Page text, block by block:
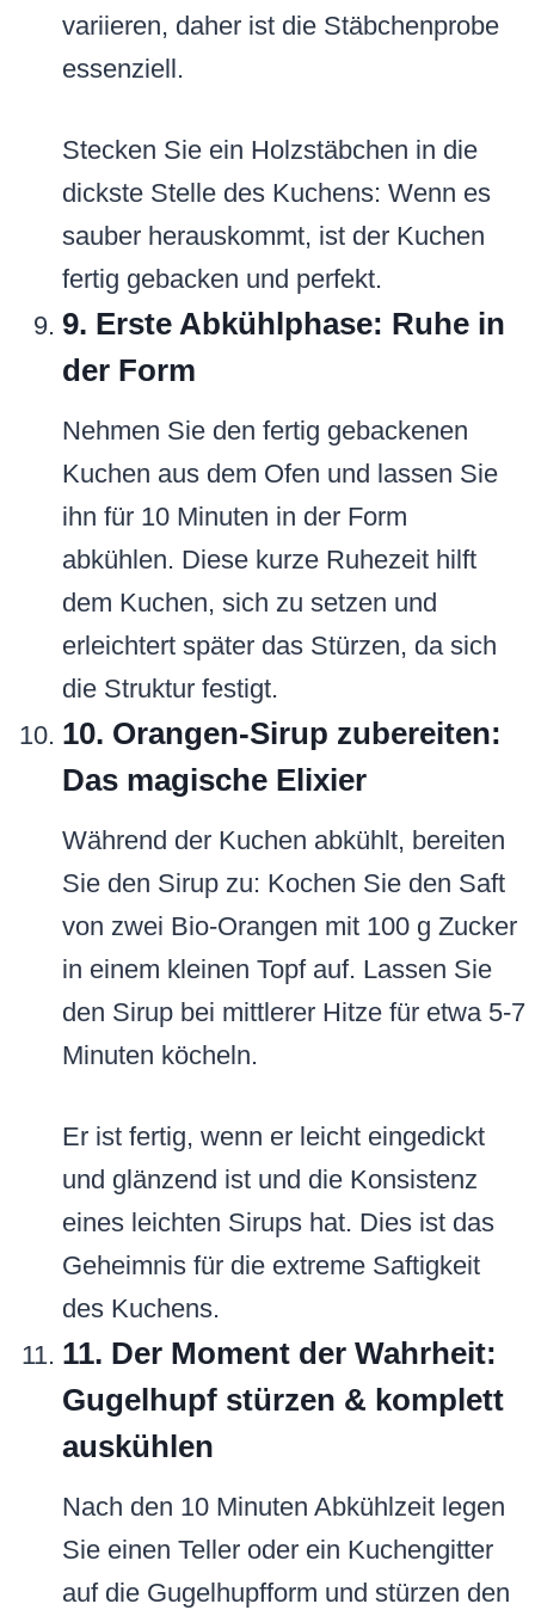
variieren, daher ist die Stäbchenprobe
essenziell.
Stecken Sie ein Holzstäbchen in die
dickste Stelle des Kuchens: Wenn es
sauber herauskommt, ist der Kuchen
fertig gebacken und perfekt.
9. Erste Abkühlphase: Ruhe in
der Form
Nehmen Sie den fertig gebackenen
Kuchen aus dem Ofen und lassen Sie
ihn für 10 Minuten in der Form
abkühlen. Diese kurze Ruhezeit hilft
dem Kuchen, sich zu setzen und
erleichtert später das Stürzen, da sich
die Struktur festigt.
10. Orangen-Sirup zubereiten:
Das magische Elixier
Während der Kuchen abkühlt, bereiten
Sie den Sirup zu: Kochen Sie den Saft
von zwei Bio-Orangen mit 100 g Zucker
in einem kleinen Topf auf. Lassen Sie
den Sirup bei mittlerer Hitze für etwa 5-7
Minuten köcheln.
Er ist fertig, wenn er leicht eingedickt
und glänzend ist und die Konsistenz
eines leichten Sirups hat. Dies ist das
Geheimnis für die extreme Saftigkeit
des Kuchens.
11. Der Moment der Wahrheit:
Gugelhupf stürzen & komplett
auskühlen
Nach den 10 Minuten Abkühlzeit legen
Sie einen Teller oder ein Kuchengitter
auf die Gugelhupfform und stürzen den